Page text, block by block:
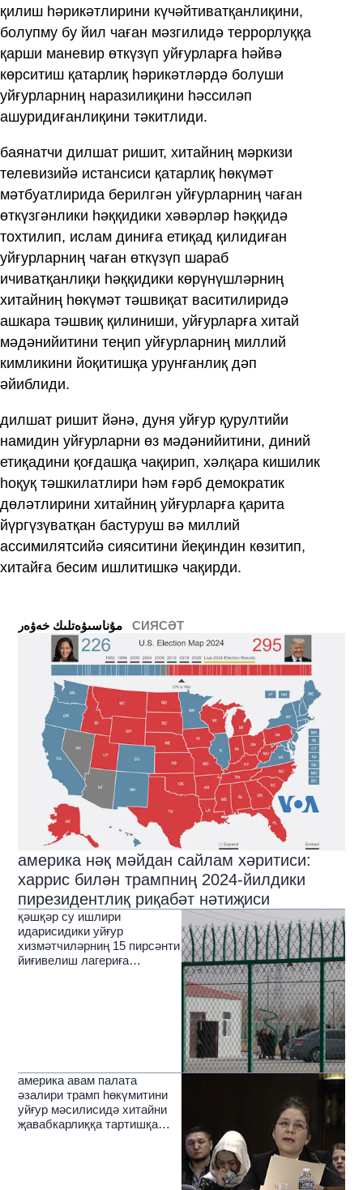
қилиш һәрикәтлирини күчәйтиватқанлиқини,
болупму бу йил чаған мәзгилидә террорлуққа
қарши маневир өткүзүп уйғурларға һәйвә
көрситиш қатарлиқ һәрикәтләрдә болуши
уйғурларниң наразилиқини һәссиләп
ашуридиғанлиқини тәкитлиди.
баянатчи дилшат ришит, хитайниң мәркизи
телевизийә истансиси қатарлиқ һөкүмәт
мәтбуатлирида берилгән уйғурларниң чаған
өткүзгәнлики һәққидики хәвәрләр һәққидә
тохтилип, ислам диниға етиқад қилидиған
уйғурларниң чаған өткүзүп шараб
ичиватқанлиқи һәққидики көрүнүшләрниң
хитайниң һөкүмәт тәшвиқат васитилиридә
ашкара тәшвиқ қилиниши, уйғурларға хитай
мәдәнийитини теңип уйғурларниң миллий
кимликини йоқитишқа урунғанлиқ дәп
әйиблиди.
дилшат ришит йәнә, дуня уйғур қурултийи
намидин уйғурларни өз мәдәнийитини, диний
етиқадини қоғдашқа чақирип, хәлқара кишилик
һоқуқ тәшкилатлири һәм ғәрб демократик
дөләтлирини хитайниң уйғурларға қарита
йүргүзүватқан бастуруш вә миллий
ассимилятсийә сияситини йеқиндин көзитип,
хитайға бесим ишлитишкә чақирди.
СИЯСӘТ
америка нәқ мәйдан сайлам хәритиси:
харрис билән трампниң 2024-йилдики
пирезидентлиқ риқабәт нәтиҗиси
қәшқәр су ишлири
идарисидики уйғур
хизмәтчиләрниң 15 пирсәнти
йиғивелиш лагериға
америка авам палата
әзалири трамп һөкүмитини
уйғур мәсилисидә хитайни
җавабкарлиққа тартишқа